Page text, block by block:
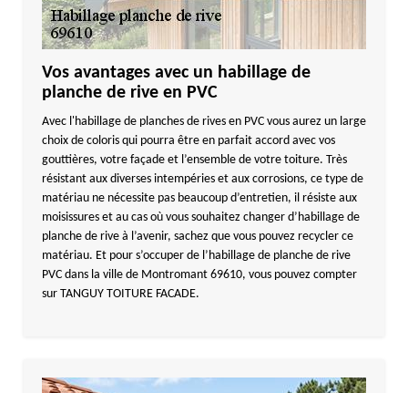
Vos avantages avec un habillage de
planche de rive en PVC
Avec l'habillage de planches de rives en PVC vous aurez un large
choix de coloris qui pourra être en parfait accord avec vos
gouttières, votre façade et l’ensemble de votre toiture. Très
résistant aux diverses intempéries et aux corrosions, ce type de
matériau ne nécessite pas beaucoup d’entretien, il résiste aux
moisissures et au cas où vous souhaitez changer d’habillage de
planche de rive à l’avenir, sachez que vous pouvez recycler ce
matériau. Et pour s’occuper de l’habillage de planche de rive
PVC dans la ville de Montromant 69610, vous pouvez compter
sur TANGUY TOITURE FACADE.